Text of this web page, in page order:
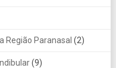
Região Paranasal (2)
(9)